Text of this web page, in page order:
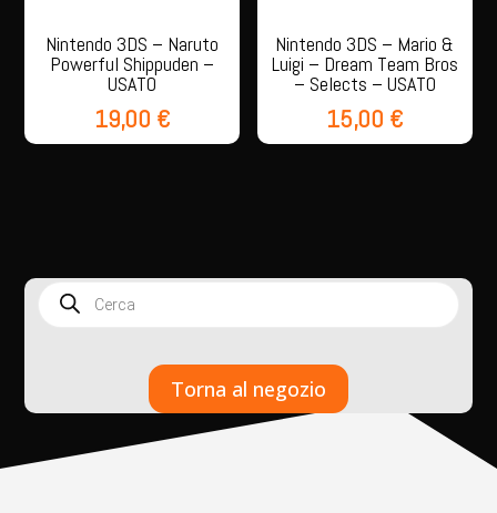
Nintendo 3DS – Naruto
Powerful Shippuden –
USATO
19,00 €
Nintendo 3DS – Mario &
Luigi – Dream Team Bros
– Selects – USATO
15,00 €
search
Torna al negozio